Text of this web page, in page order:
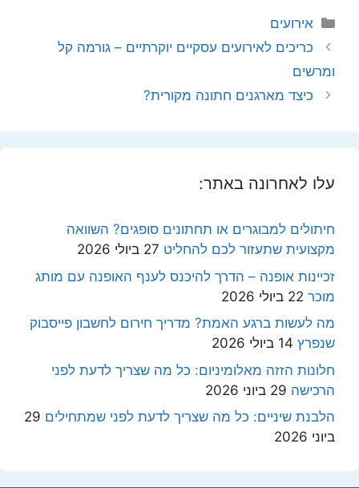
קטגוריות
אירועים
כריכים לאירועים עסקיים יוקרתיים – גורמה קל
ומרשים
כיצד מארגנים חתונה מקורית?
עלו לאחרונה באתר:
חיתולים למבוגרים או תחתונים סופגים? השוואה
מקצועית שתעזור לכם להחליט 27 ביולי 2026
זכיינות אופנה – הדרך להיכנס לענף האופנה עם מותג
מוכר 22 ביולי 2026
מה לעשות ברגע האמת? מדריך חירום לחשבון פייסבוק
שנפרץ 14 ביולי 2026
חלונות הזזה מאלומיניום: כל מה שצריך לדעת לפני
הרכישה 29 ביוני 2026
הלבנת שיניים: כל מה שצריך לדעת לפני שמתחילים 29
ביוני 2026